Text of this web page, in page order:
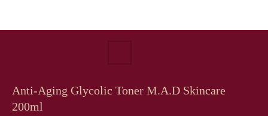
Anti-Aging Glycolic Toner M.A.D Skincare
200ml